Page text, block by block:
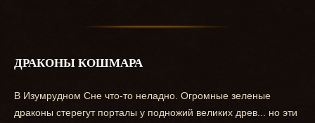
ДРАКОНЫ КОШМАРА
В Изумрудном Сне что-то неладно. Огромные зеленые
драконы стерегут порталы у подножий великих древ... но эти